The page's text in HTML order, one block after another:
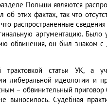
Польши являются
этих фактах, так что
распространенные
аргументацию. Было
обвинения, он был знаком с
статьи УК, а
либеральной идеологии и
– обвинительный
Судебная